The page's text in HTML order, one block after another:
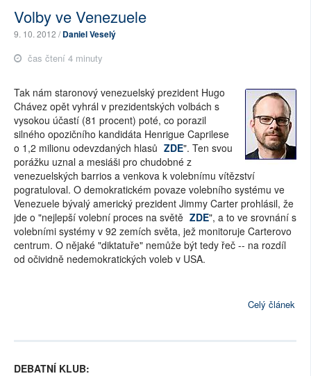
Volby ve Venezuele
9. 10. 2012 /Daniel Veselý
čas čtení 4 minuty
Tak nám staronový venezuelský prezident Hugo
Chávez opět vyhrál v prezidentských volbách s
vysokou účastí (81 procent) poté, co porazil
silného opozičního kandidáta Henrigue Caprilese
o 1,2 milionu odevzdaných hlasů ZDE". Ten svou
porážku uznal a mesiáši pro chudobné z
venezuelských barrios a venkova k volebnímu vítězství
pogratuloval. O demokratickém povaze volebního systému ve
Venezuele bývalý americký prezident Jimmy Carter prohlásil, že
jde o "nejlepší volební proces na světě ZDE", a to ve srovnání s
volebními systémy v 92 zemích světa, jež monitoruje Carterovo
centrum. O nějaké "diktatuře" nemůže být tedy řeč -- na rozdíl
od očividně nedemokratických voleb v USA.
Celý článek
DEBATNÍ KLUB: